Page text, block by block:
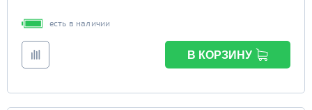
есть в наличии
В КОРЗИНУ